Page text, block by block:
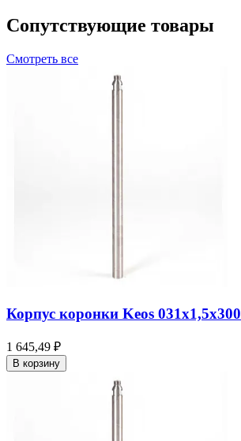
Сопутствующие товары
Смотреть все
Корпус коронки Keos 031x1,5x300
1 645,49 ₽
В корзину